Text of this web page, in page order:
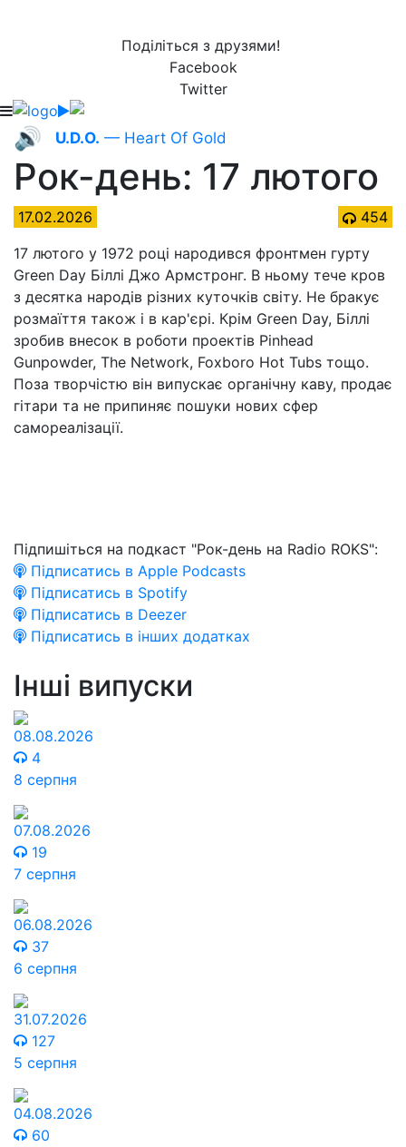
Поділіться з друзями!
Facebook
Twitter
🔊 U.D.O. — Heart Of Gold
Рок-день: 17 лютого
17.02.2026
454
17 лютого у 1972 році народився фронтмен гурту
Green Day Біллі Джо Армстронг. В ньому тече кров
з десятка народів різних куточків світу. Не бракує
розмаїття також і в кар'єрі. Крім Green Day, Біллі
зробив внесок в роботи проектів Pinhead
Gunpowder, The Network, Foxboro Hot Tubs тощо.
Поза творчістю він випускає органічну каву, продає
гітари та не припиняє пошуки нових сфер
самореалізації.
Підпишіться на подкаст "Рок-день на Radio ROKS":
Підписатись в Apple Podcasts
Підписатись в Spotify
Підписатись в Deezer
Підписатись в інших додатках
Інші випуски
08.08.2026
4
8 серпня
07.08.2026
19
7 серпня
06.08.2026
37
6 серпня
31.07.2026
127
5 серпня
04.08.2026
60